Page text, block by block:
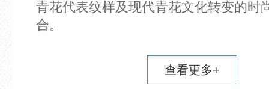
转变的时尚元素相结